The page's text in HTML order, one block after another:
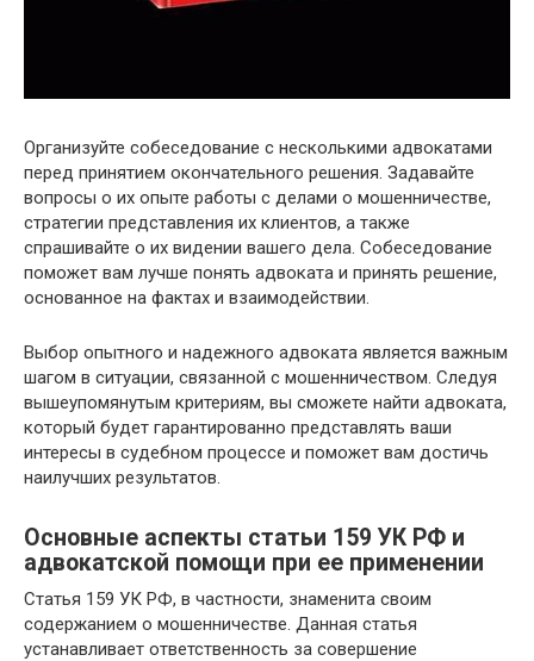
Организуйте собеседование с несколькими адвокатами
перед принятием окончательного решения. Задавайте
вопросы о их опыте работы с делами о мошенничестве,
стратегии представления их клиентов, а также
спрашивайте о их видении вашего дела. Собеседование
поможет вам лучше понять адвоката и принять решение,
основанное на фактах и взаимодействии.
Выбор опытного и надежного адвоката является важным
шагом в ситуации, связанной с мошенничеством. Следуя
вышеупомянутым критериям, вы сможете найти адвоката,
который будет гарантированно представлять ваши
интересы в судебном процессе и поможет вам достичь
наилучших результатов.
Основные аспекты статьи 159 УК РФ и
адвокатской помощи при ее применении
Статья 159 УК РФ, в частности, знаменита своим
содержанием о мошенничестве. Данная статья
устанавливает ответственность за совершение